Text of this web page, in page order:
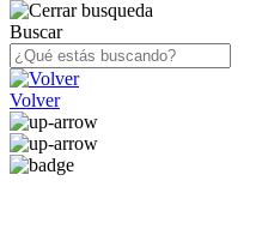
Buscar
Volver